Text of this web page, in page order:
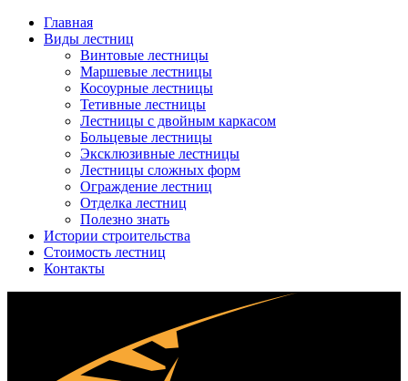
Главная
Виды лестниц
Винтовые лестницы
Маршевые лестницы
Косоурные лестницы
Тетивные лестницы
Лестницы с двойным каркасом
Больцевые лестницы
Эксклюзивные лестницы
Лестницы сложных форм
Ограждение лестниц
Отделка лестниц
Полезно знать
Истории строительства
Стоимость лестниц
Контакты